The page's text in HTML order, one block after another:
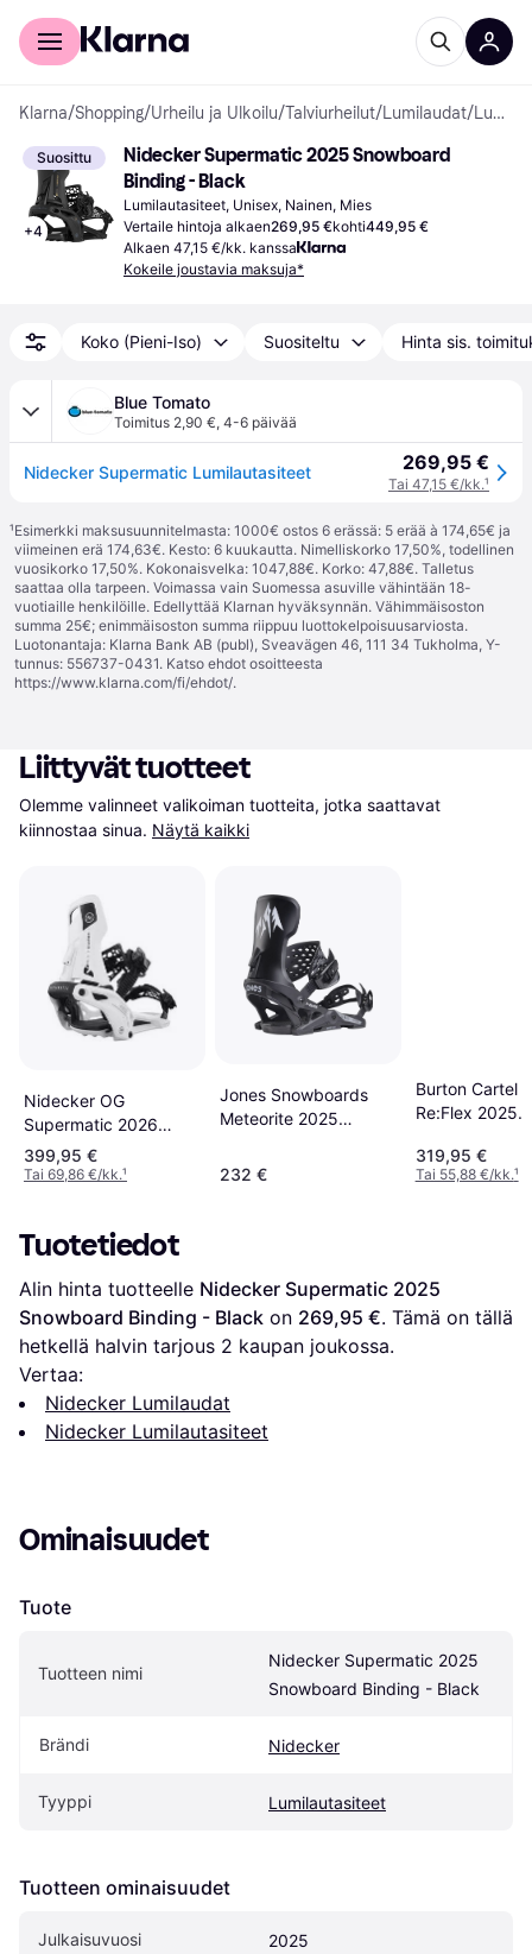
Kuluttajille
Klarna/Shopping/Urheilu ja Ulkoilu/Talviurheilut/Lumilaudat/ Lumilautasiteet
Suosittu
+4
Nidecker Supermatic 2025 Snowboard
Binding - Black
Lumilautasiteet, Unisex, Nainen, Mies
Vertaile hintoja alkaen269,95 €kohti449,95 €
Alkaen 47,15 €/kk. kanssa
Kokeile joustavia maksuja*
Koko (Pieni-Iso) Suositeltu Hinta sis.
Blue Tomato
Toimitus 2,90 €, 4-6 päivää
Nidecker Supermatic Lumilautasiteet 269,95 €
Tai 47,15 €/kk.¹
¹Esimerkki maksusuunnitelmasta: 1000€ ostos 6 erässä: 5 erää à 174,65€ ja
viimeinen erä 174,63€. Kesto: 6 kuukautta. Nimelliskorko 17,50%, todellinen
vuosikorko 17,50%. Kokonaisvelka: 1047,88€. Korko: 47,88€. Talletus
saattaa olla tarpeen. Voimassa vain Suomessa asuville vähintään 18-
vuotiaille henkilöille. Edellyttää Klarnan hyväksynnän. Vähimmäisoston
summa 25€; enimmäisoston summa riippuu luottokelpoisuusarviosta.
Luotonantaja: Klarna Bank AB (publ), Sveavägen 46, 111 34 Tukholma, Y-
tunnus: 556737-0431. Katso ehdot osoitteesta
https://www.klarna.com/fi/ehdot/.
Liittyvät tuotteet
Olemme valinneet valikoiman tuotteita, jotka saattavat
kiinnostaa sinua. Näytä kaikki
Nidecker OG
Supermatic 2026
Lumilautasiteet
399,95 €
Tai 69,86 €/kk.¹
Jones Snowboards
Meteorite 2025
eclipse black
232 €
Burton Cartel X
Re:Flex 2025
black
319,95 €
Tai 55,88 €/kk.¹
Tuotetiedot
Alin hinta tuotteelle Nidecker Supermatic 2025
Snowboard Binding - Black on 269,95 €. Tämä on tällä
hetkellä halvin tarjous 2 kaupan joukossa.
Vertaa:
Nidecker Lumilaudat
Nidecker Lumilautasiteet
Ominaisuudet
Tuote
Tuotteen nimi
Nidecker Supermatic 2025
Snowboard Binding - Black
Brändi Nidecker
Tyyppi Lumilautasiteet
Tuotteen ominaisuudet
Julkaisuvuosi 2025